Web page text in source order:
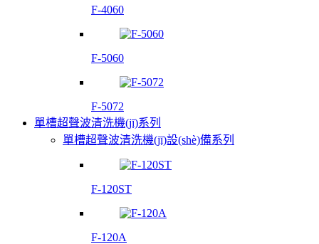
F-4060
F-5060
F-5072
單槽超聲波清洗機(jī)系列
單槽超聲波清洗機(jī)設(shè)備系列
F-120ST
F-120A